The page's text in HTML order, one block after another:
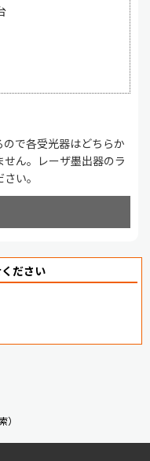
で各受光器はどちらか
ん。レーザ墨出器のラ
い。
ださい